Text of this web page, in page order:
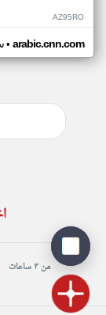
AZ95RO
• arabic.cnn.com
من ٣ ساعات